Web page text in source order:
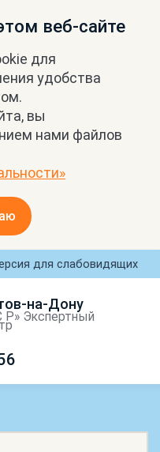
веб-сайте
для
удобства
вы
нами файлов
для слабовидящих
на-Дону
Экспертный